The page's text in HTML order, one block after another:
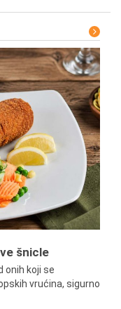
šnicle
onih koji se
vrućina, sigurno